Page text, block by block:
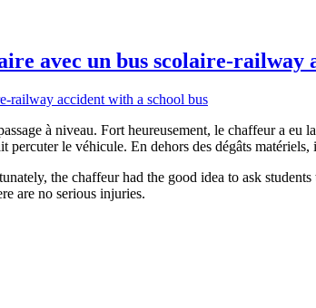
avec un bus scolaire-railway
à niveau. Fort heureusement, le chaffeur a eu
le véhicule. En dehors des dégâts
the chaffeur had the good idea to ask
are no serious injuries.